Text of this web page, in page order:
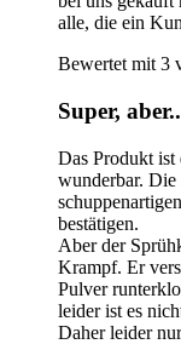
alle, die ein
Bewertet mit 3
Super,
Das Produkt
wunderbar. Die
bestätigen.
Aber der
Krampf. Er
Pulver
leider ist es
Daher leider